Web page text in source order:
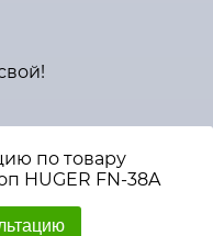
по товару
HUGER FN-38A